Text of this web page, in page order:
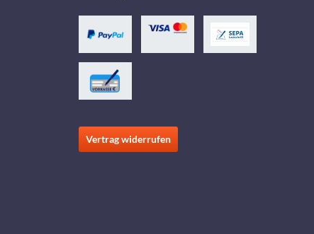
Vertrag widerrufen